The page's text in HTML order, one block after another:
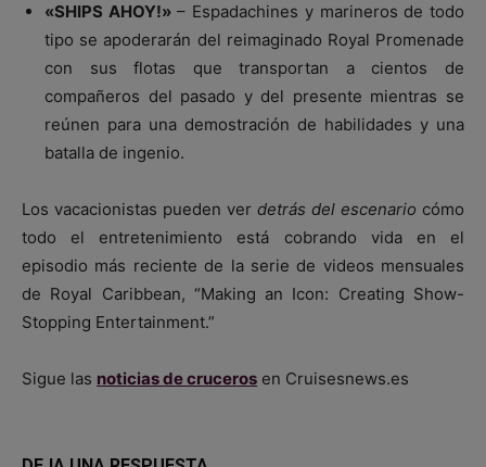
«SHIPS AHOY!»– Espadachines y marineros de todo
tipo se apoderarán del reimaginado Royal Promenade
con sus flotas que transportan a cientos de
compañeros del pasado y del presente mientras se
reúnen para una demostración de habilidades y una
batalla de ingenio.
Los vacacionistas pueden ver detrás del escenario cómo
todo el entretenimiento está cobrando vida en el
episodio más reciente de la serie de videos mensuales
de Royal Caribbean, “Making an Icon: Creating Show-
Stopping Entertainment.”
Sigue las noticias de cruceros en Cruisesnews.es